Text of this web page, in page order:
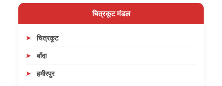
चित्रकूट मंडल
चित्रकूट
बाँदा
हमीरपुर